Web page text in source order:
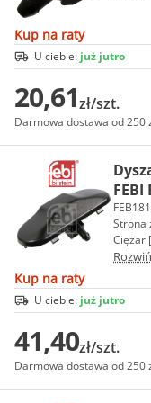
Kup na raty
U ciebie: już jutro
20,61zł/szt.
Darmowa dostawa od 250
FEBI
Strona
Ciężar
Kup na raty
U ciebie: już jutro
41,40zł/szt.
Darmowa dostawa od 250